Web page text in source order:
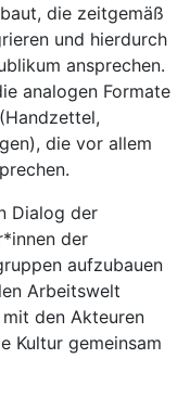
die zeitgemäß
und hierdurch
ansprechen.
analogen Formate
die vor allem
Dialog der
der
aufzubauen
Arbeitswelt
den Akteuren
Kultur gemeinsam